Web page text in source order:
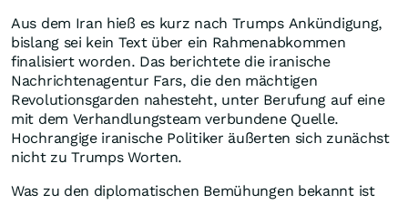
Aus dem Iran hieß es kurz nach Trumps Ankündigung,
bislang sei kein Text über ein Rahmenabkommen
finalisiert worden. Das berichtete die iranische
Nachrichtenagentur Fars, die den mächtigen
Revolutionsgarden nahesteht, unter Berufung auf eine
mit dem Verhandlungsteam verbundene Quelle.
Hochrangige iranische Politiker äußerten sich zunächst
nicht zu Trumps Worten.
Was zu den diplomatischen Bemühungen bekannt ist